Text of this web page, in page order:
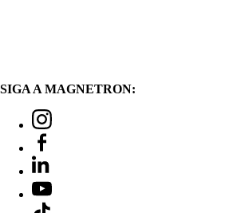
SIGA A MAGNETRON: